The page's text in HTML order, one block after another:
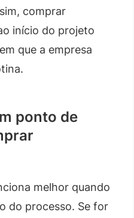
comprar
início do projeto
que a empresa
ponto de
melhor quando
do processo. Se for